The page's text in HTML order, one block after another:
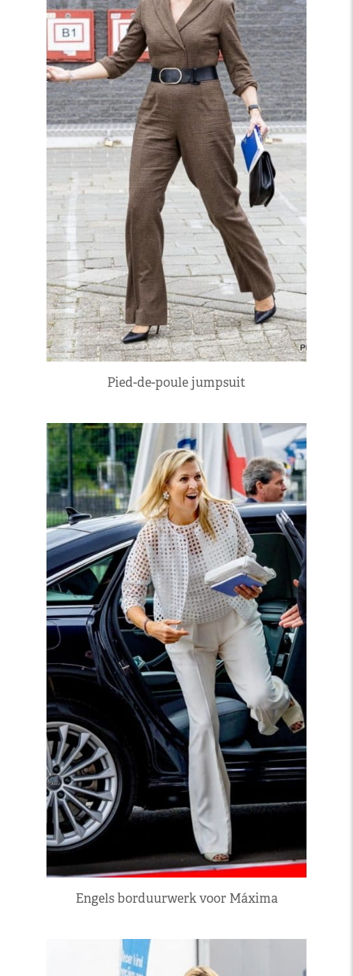
Pied-de-poule jumpsuit
Engels borduurwerk voor Máxima